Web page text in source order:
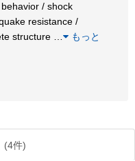
/ shock
resistance /
structure
もっと
(4件)